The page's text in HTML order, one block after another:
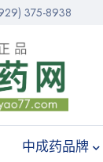
375-8938
中成药品牌